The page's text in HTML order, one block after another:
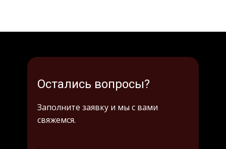
Остались вопросы?
Заполните заявку и мы с вами
свяжемся.